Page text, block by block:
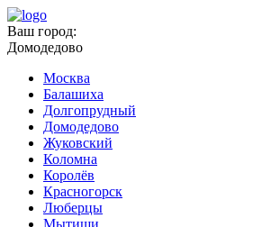
Ваш город:
Домодедово
Москва
Балашиха
Долгопрудный
Домодедово
Жуковский
Коломна
Королёв
Красногорск
Люберцы
Мытищи